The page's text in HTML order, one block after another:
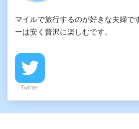
マイルで旅行するのが好きな夫婦で
ーは安く贅沢に楽しむです。
Twitter